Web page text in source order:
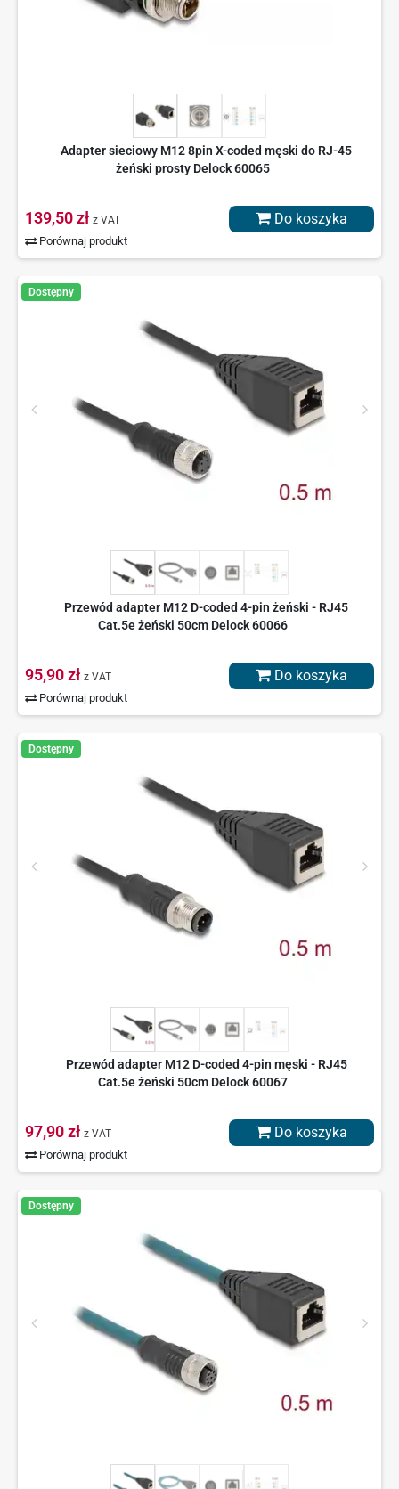
Adapter sieciowy M12 8pin X-coded męski do RJ-45
żeński prosty Delock 60065
139,50 zł z VAT
Porównaj produkt
Do koszyka
Dostępny
Przewód adapter M12 D-coded 4-pin żeński - RJ45
Cat.5e żeński 50cm Delock 60066
95,90 zł z VAT
Porównaj produkt
Do koszyka
Dostępny
Przewód adapter M12 D-coded 4-pin męski - RJ45
Cat.5e żeński 50cm Delock 60067
97,90 zł z VAT
Porównaj produkt
Do koszyka
Dostępny